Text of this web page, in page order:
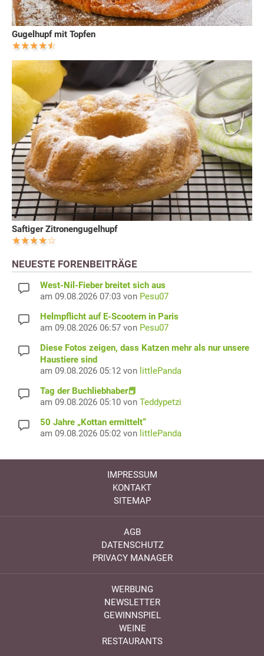
Gugelhupf mit Topfen
Saftiger Zitronengugelhupf
NEUESTE FORENBEITRÄGE
West-Nil-Fieber breitet sich aus
am 09.08.2026 07:03 von Pesu07
Helmpflicht auf E-Scootern in Paris
am 09.08.2026 06:57 von Pesu07
Diese Fotos zeigen, dass Katzen mehr als nur unsere
Haustiere sind
am 09.08.2026 05:12 von littlePanda
Tag der Buchliebhaber📕
am 09.08.2026 05:10 von Teddypetzi
50 Jahre „Kottan ermittelt“
am 09.08.2026 05:02 von littlePanda
IMPRESSUM
KONTAKT
SITEMAP
AGB
DATENSCHUTZ
PRIVACY MANAGER
WERBUNG
NEWSLETTER
GEWINNSPIEL
WEINE
RESTAURANTS